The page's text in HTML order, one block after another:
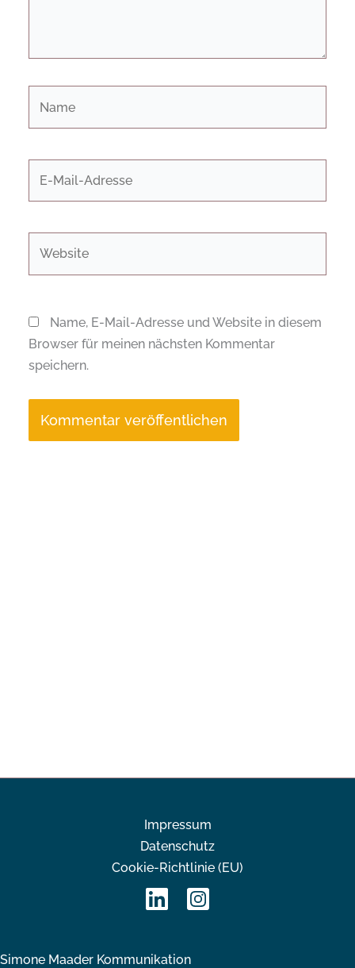
Name, E-Mail-Adresse und Website in diesem
Browser für meinen nächsten Kommentar
speichern.
Impressum
Datenschutz
Cookie-Richtlinie (EU)
Simone Maader Kommunikation